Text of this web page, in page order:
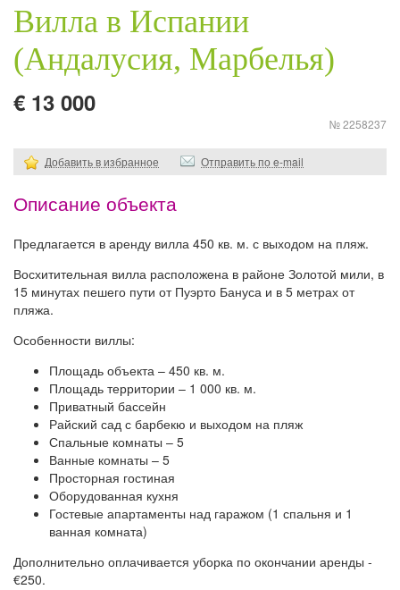
Вилла в Испании
(Андалусия, Марбелья)
€ 13 000
№ 2258237
Добавить в избранное Отправить по e-mail
Описание объекта
Предлагается в аренду вилла 450 кв. м. с выходом на пляж.
Восхитительная вилла расположена в районе Золотой мили, в
15 минутах пешего пути от Пуэрто Бануса и в 5 метрах от
пляжа.
Особенности виллы:
Площадь объекта – 450 кв. м.
Площадь территории – 1 000 кв. м.
Приватный бассейн
Райский сад с барбекю и выходом на пляж
Спальные комнаты – 5
Ванные комнаты – 5
Просторная гостиная
Оборудованная кухня
Гостевые апартаменты над гаражом (1 спальня и 1
ванная комната)
Дополнительно оплачивается уборка по окончании аренды -
€250.